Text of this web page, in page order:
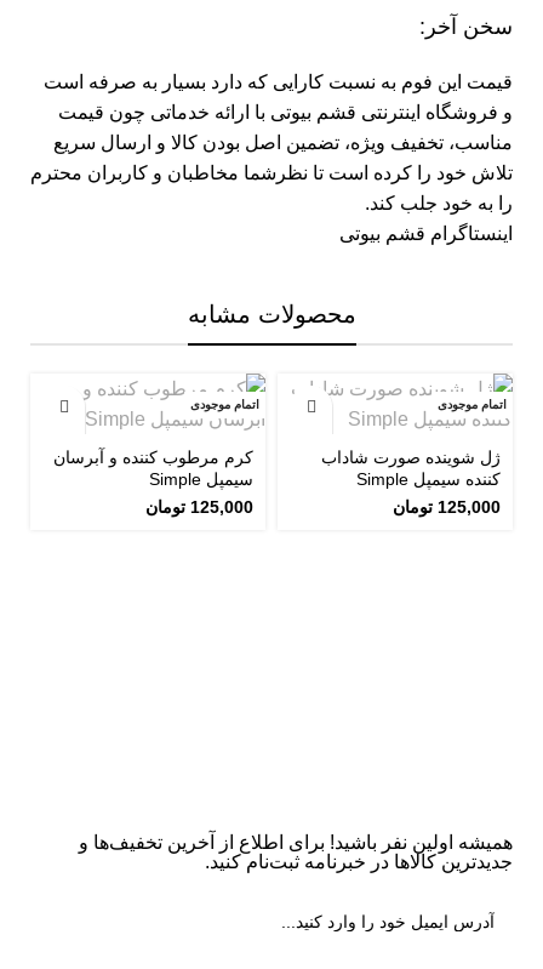
سخن آخر:
قیمت این فوم به نسبت کارایی که دارد بسیار به صرفه است
و فروشگاه اینترنتی قشم بیوتی با ارائه خدماتی چون قیمت
مناسب، تخفیف ویژه، تضمین اصل بودن کالا و ارسال سریع
تلاش خود را کرده است تا نظرشما مخاطبان و کاربران محترم
را به خود جلب کند.
اینستاگرام قشم بیوتی
محصولات مشابه
اتمام موجودی
ژل شوینده صورت شاداب
کننده سیمپل Simple
125,000 تومان
اتمام موجودی
کرم مرطوب کننده و آبرسان
سیمپل Simple
125,000 تومان
همیشه اولین نفر باشید! برای اطلاع از آخرین تخفیف‌ها و
جدیدترین کالاها در خبرنامه ثبت‌نام کنید.